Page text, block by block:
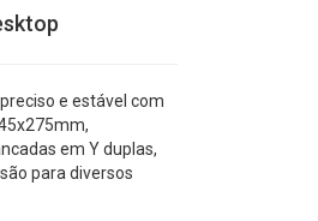
e estável com
em Y duplas,
para diversos